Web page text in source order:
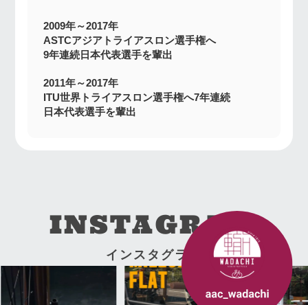
2009年～2017年
ASTCアジアトライアスロン選手権へ
9年連続日本代表選手を輩出
2011年～2017年
ITU世界トライアスロン選手権へ7年連続
日本代表選手を輩出
世界ジュニア選手権女子入賞者1名輩出
ユースオリンピックゲームス 日本代表輩出
プロチームスタート
INSTAGRAM
インスタグラム
FUJIから、新型グラベルバイク登場。 MILESDOVES/
gravel. Not MTB. Jus
、綺麗に
KhodaaBloom FA
鳴き始め